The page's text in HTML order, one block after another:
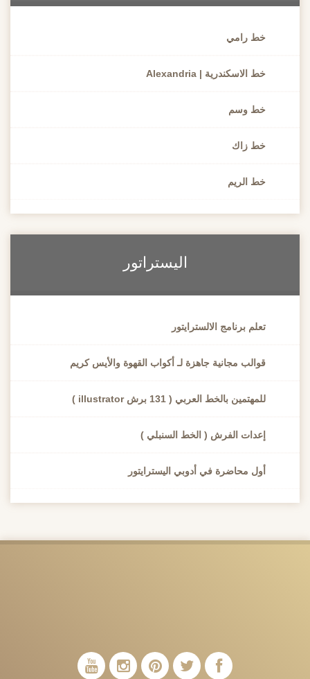
خط رامي
خط الاسكندرية | Alexandria
خط وسم
خط زاك
خط الريم
اليستراتور
تعلم برنامج الالسترايتور
قوالب مجانية جاهزة لـ أكواب القهوة والأيس كريم
للمهتمين بالخط العربي ( 131 برش illustrator )
إعدات الفرش ( الخط السنبلي )
أول محاضرة في أدوبي اليسترايتور